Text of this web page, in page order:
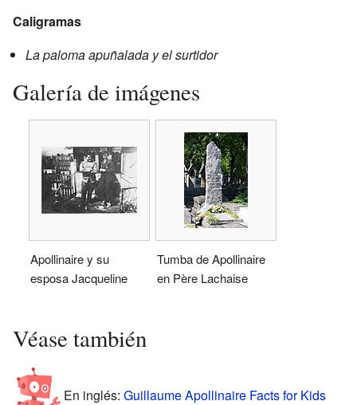
Caligramas
La paloma apuñalada y el surtidor
Galería de imágenes
Apollinaire y su
esposa Jacqueline
Tumba de Apollinaire
en Père Lachaise
Véase también
En inglés: Guillaume Apollinaire Facts for Kids